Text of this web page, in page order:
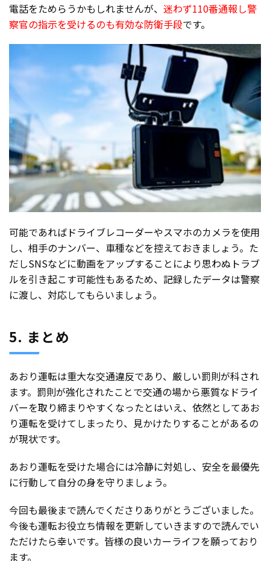
電話をためらうかもしれませんが、 迷わず110番通報し警
察官の指示を受けるのも有効な防衛手段です。
可能であればドライブレコーダーやスマホのカメラを使用
し、相手のナンバー、車種などを控えておきましょう。た
だしSNSなどに動画をアップすることにより思わぬトラブ
ルを引き起こす可能性もあるため、記録したデータは警察
に渡し、対応してもらいましょう。
5. まとめ
あおり運転は重大な交通違反であり、厳しい罰則が科され
ます。罰則が強化されたことで交通の場から悪質なドライ
バーを取り締まりやすくなったとはいえ、依然としてあお
り運転を受けてしまったり、見かけたりすることがあるの
が現状です。
あおり運転を受けた場合には冷静に対処し、安全を最優先
に行動して自分の身を守りましょう。
今回も最後まで読んでくださりありがとうございました。
今後も運転お役立ち情報を更新していきますので読んでい
ただけたら幸いです。皆様の良いカーライフを願っており
ます。